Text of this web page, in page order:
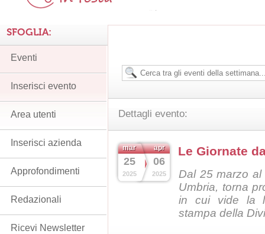
Dettagli evento:
mar
25
2025
apr
06
2025
Le Giornate
Dal 25 marzo
Umbria, torna
in cui vide la
stampa della
SFOGLIA:
Eventi
Inserisci evento
Area utenti
Inserisci azienda
Approfondimenti
Redazionali
Ricevi Newsletter